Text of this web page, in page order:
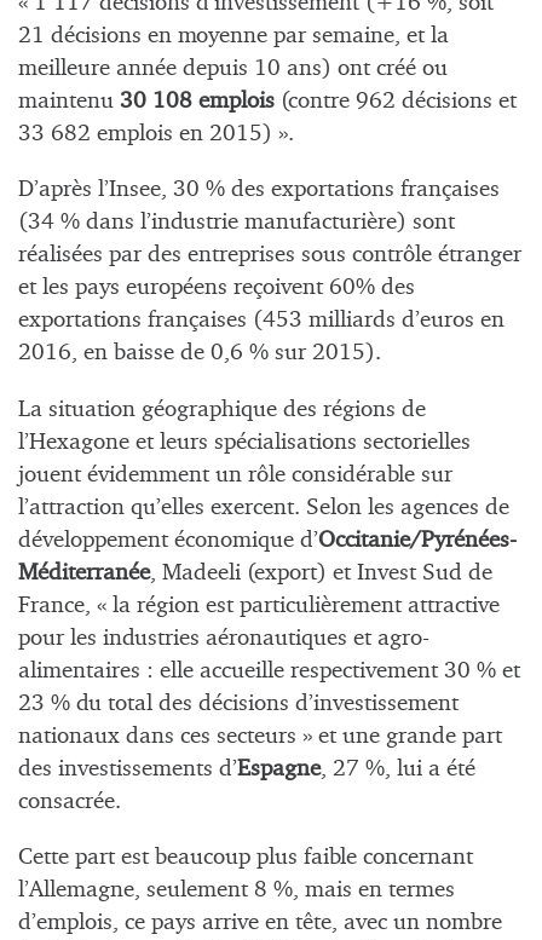
21 décisions en moyenne par semaine, et la
meilleure année depuis 10 ans) ont créé ou
maintenu 30 108 emplois (contre 962 décisions et
33 682 emplois en 2015) ».
D’après l’Insee, 30 % des exportations françaises
(34 % dans l’industrie manufacturière) sont
réalisées par des entreprises sous contrôle étranger
et les pays européens reçoivent 60% des
exportations françaises (453 milliards d’euros en
2016, en baisse de 0,6 % sur 2015).
La situation géographique des régions de
l’Hexagone et leurs spécialisations sectorielles
jouent évidemment un rôle considérable sur
l’attraction qu’elles exercent. Selon les agences de
développement économique d’Occitanie/Pyrénées-
Méditerranée, Madeeli (export) et Invest Sud de
France, « la région est particulièrement attractive
pour les industries aéronautiques et agro-
alimentaires : elle accueille respectivement 30 % et
23 % du total des décisions d’investissement
nationaux dans ces secteurs » et une grande part
des investissements d’Espagne, 27 %, lui a été
consacrée.
Cette part est beaucoup plus faible concernant
l’Allemagne, seulement 8 %, mais en termes
d’emplois, ce pays arrive en tête, avec un nombre